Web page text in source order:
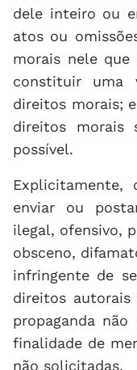
dele inteiro ou
atos ou
morais nele
constituir uma
direitos morais;
direitos morais
possível.
Explicitamente,
enviar ou
ilegal, ofensivo,
obsceno,
infringente de
direitos autorais
propaganda
finalidade de
não solicitadas.